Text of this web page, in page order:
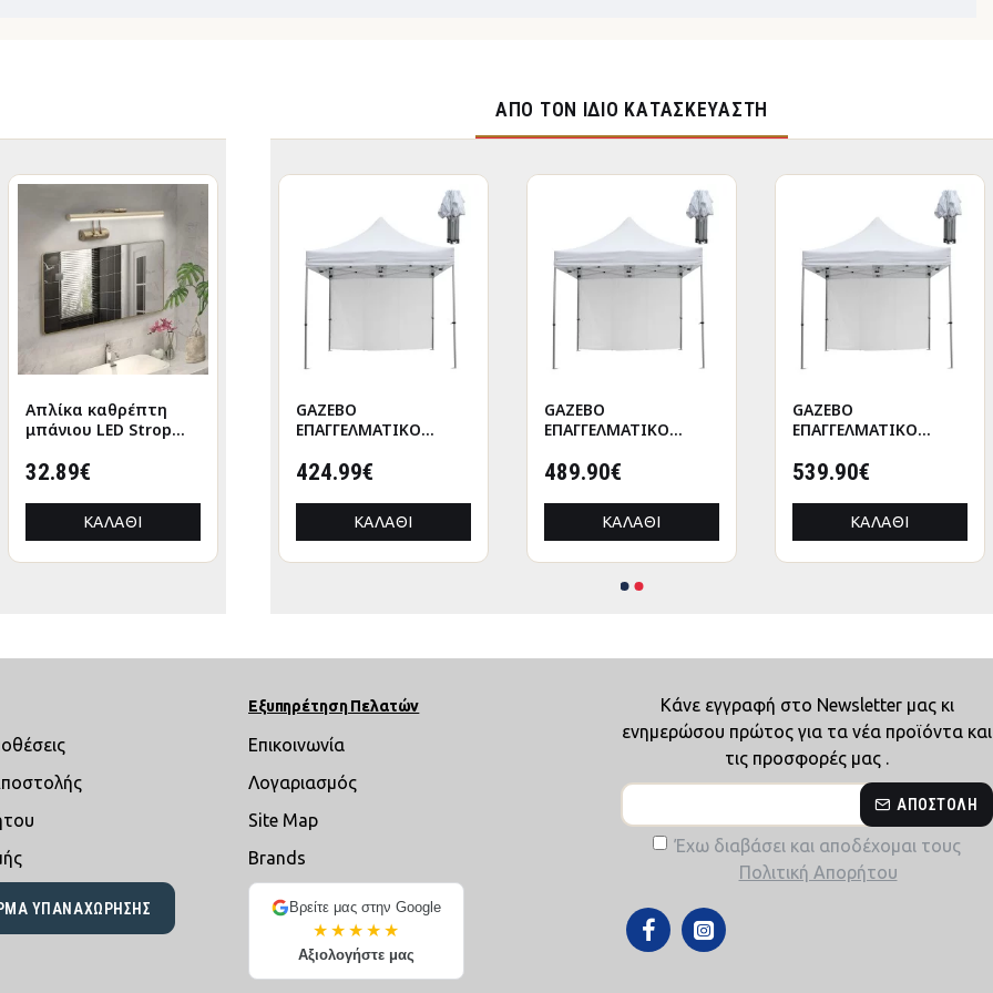
Απλίκα καθρέπτη
μπάνιου LED Strop
χρυσό 35εκ.
32.89€
ΚΑΛΆΘΙ
ΑΠΌ ΤΟΝ ΊΔΙΟ ΚΑΤΑΣΚΕΥΑΣΤΉ
GAZEBO
ΕΠΑΓΓΕΛΜΑΤΙΚΟ
CRESSEN HM21097
ΑΛΟΥΜΙΝΙΟΥ
3x3x3,4Yμ
374.99€
ΚΑΛΆΘΙ
GAZEBO
ΕΠΑΓΓΕΛΜΑΤΙΚΟ
CRESSEN HM21097.01
ΑΛΟΥΜΙΝΙΟΥ
3x3x3,4Yεκ
424.99€
ΚΑΛΆΘΙ
GAZEBO
ΕΠΑΓΓΕΛΜΑΤΙΚΟ
CRESSEN HM21098
ΑΛΟΥΜΙΝΙΟΥ
3x4,5x3,4Yμ
489.90€
ΚΑΛΆΘΙ
GAZEBO
ΕΠΑΓΓΕΛΜΑΤΙΚΟ
CRESSEN HM21098.01
ΑΛΟΥΜΙΝΙΟΥ
3x4,5x3,4Yμ
539.90€
ΚΑΛΆΘΙ
ΥΠΑΝΑΧΏΡΗΣΗΣ
Εξυπηρέτηση Πελατών
Επικοινωνία
Λογαριασμός
Site Map
Brands
Βρείτε μας στην Google
★★★★★
Αξιολογήστε μας
Κάνε εγγραφή στο Newsletter μας κι
ενημερώσου πρώτος για τα νέα προϊόντα και
τις προσφορές μας .
ΑΠΟΣΤΟΛΉ
Έχω διαβάσει και αποδέχομαι τους
Πολιτική Απορήτου